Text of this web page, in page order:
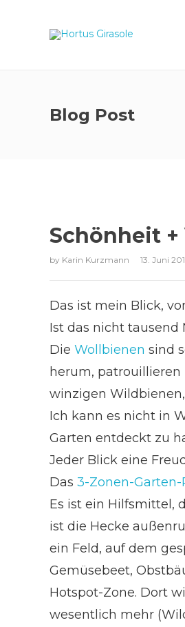
Blog Post
Schönheit +
by Karin Kurzmann 13. Juni
Das ist mein Blick,
Ist das nicht tausend
Die Wollbienen sind
herum,
winzigen
Ich kann es nicht in
Garten entdeckt zu
Jeder Blick eine
Das 3-Zonen-
Es ist ein Hilfsmittel,
ist die Hecke
ein Feld, auf dem
Gemüsebeet,
Hotspot-Zone. Dort
wesentlich mehr